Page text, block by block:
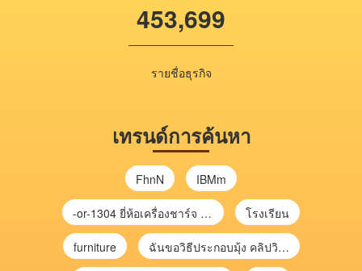
453,699
รายชื่อธุรกิจ
เทรนด์การค้นหา
FhnN IBMm
-or-1304 ยี่ห้อเครื่องชาร์จ chargecore โรงเรียน
furniture ฉันขอวิธีประกอบมุ้ง คลิปวิดีโอ การประกอบมุ้ง